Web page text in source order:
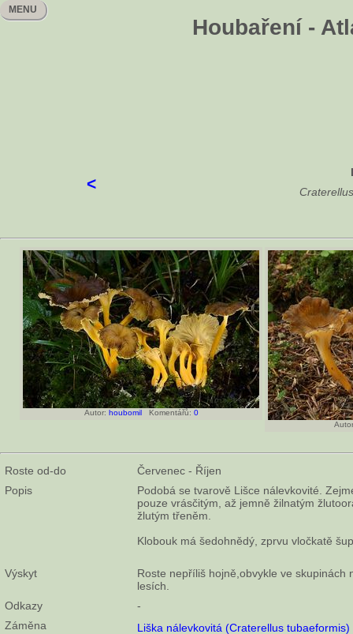
Houbaření -
MENU
<
Autor: houbomilKomentářů: 0
Roste od-do
Červenec - Říjen
Popis
Podobá se tvarově Lišce nálevkovité.
pouze vrásčitým, až jemně žilnatým
žlutým třeněm.
Klobouk má šedohnědý, zprvu vločkatě
Výskyt
Roste nepříliš hojně,obvykle ve skupinách
lesích.
Odkazy
-
Záměna
Liška nálevkovitá (Craterellus tubaeformis)